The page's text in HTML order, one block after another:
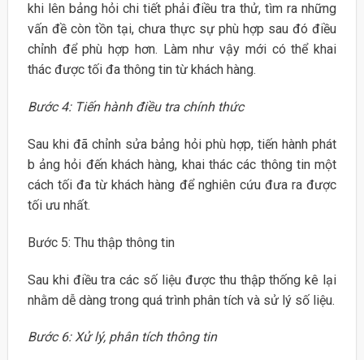
khi lên bảng hỏi chi tiết phải điều tra thử, tìm ra những
vấn đề còn tồn tại, chưa thực sự phù hợp sau đó điều
chỉnh để phù hợp hơn. Làm như vậy mới có thể khai
thác được tối đa thông tin từ khách hàng.
Bước 4: Tiến hành điều tra chính thức
Sau khi đã chỉnh sửa bảng hỏi phù hợp, tiến hành phát
b ảng hỏi đến khách hàng, khai thác các thông tin một
cách tối đa từ khách hàng để nghiên cứu đưa ra được
tối ưu nhất.
Bước 5: Thu thập thông tin
Sau khi điều tra các số liệu được thu thập thống kê lại
nhằm dễ dàng trong quá trình phân tích và sử lý số liệu.
Bước 6: Xử lý, phân tích thông tin